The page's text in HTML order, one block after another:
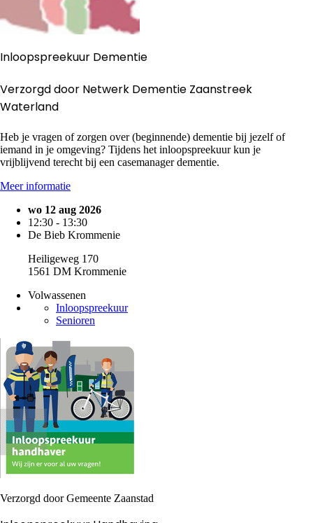
Inloopspreekuur Dementie
Verzorgd door Netwerk Dementie Zaanstreek
Waterland
Heb je vragen of zorgen over (beginnende) dementie bij jezelf of
iemand in je omgeving? Tijdens het inloopspreekuur kun je
vrijblijvend terecht bij een casemanager dementie.
Meer informatie
wo 12 aug 2026
12:30 - 13:30
De Bieb Krommenie
Heiligeweg 170
1561 DM Krommenie
Volwassenen
Inloopspreekuur
Senioren
Verzorgd door Gemeente Zaanstad